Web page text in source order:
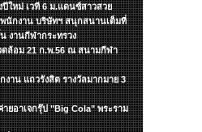
ใหม่ เวที 6 ม.แดนซ์สาวสวย
พนักงาน บริษัทฯ สนุกสนานเต็มที่
งานกีฬากระทรวง
ดล้อม 21 ก.พ.56 ณ สนามกีฬา
าน แถวรังสิต รางวัลมากมาย 3
ยอาเจกรุ๊ป "Big Cola" พระราม